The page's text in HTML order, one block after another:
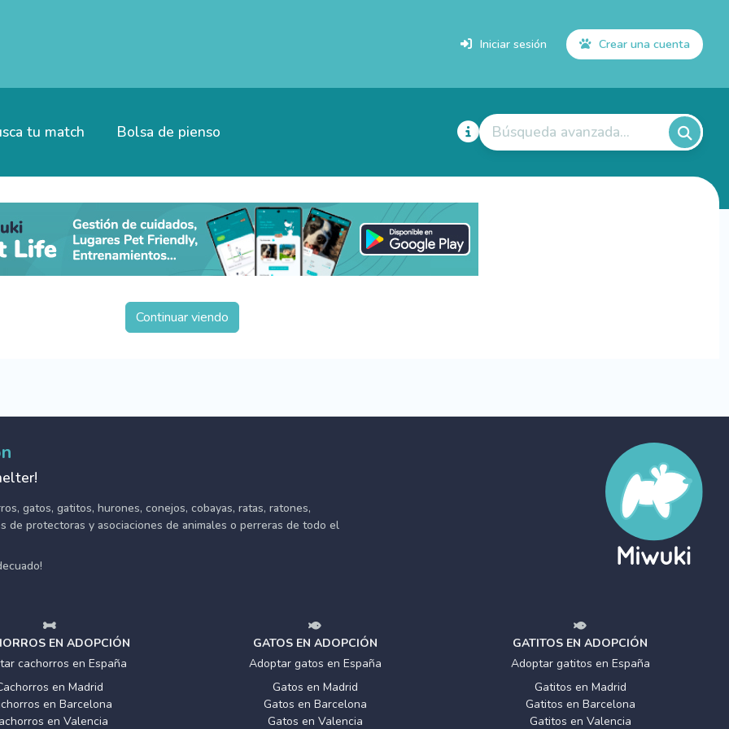
Iniciar sesión Crear una cuenta
tu match Bolsa de pienso Búsqueda avanzada...
Continuar viendo
gatos, gatitos, hurones, conejos, cobayas, ratas, ratones,
de protectoras y asociaciones de animales o perreras de todo el
EN ADOPCIÓN
cachorros en España
en Madrid
en Barcelona
en Valencia
GATOS EN ADOPCIÓN
Adoptar gatos en España
Gatos en Madrid
Gatos en Barcelona
Gatos en Valencia
GATITOS EN ADOPCIÓN
Adoptar gatitos en España
Gatitos en Madrid
Gatitos en Barcelona
Gatitos en Valencia